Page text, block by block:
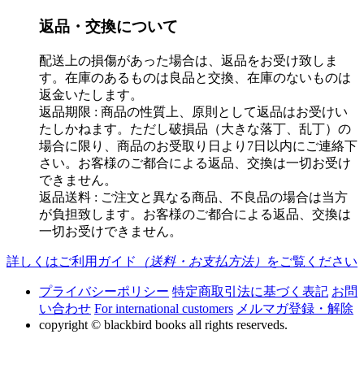
返品・交換について
配送上の損傷があった場合は、返品をお受け致しま
す。在庫のあるものは良品と交換、在庫のないものは
返金いたします。
返品期限 : 商品の性質上、原則として返品はお受けい
たしかねます。ただし破損品（大きな落丁、乱丁）の
場合に限り、商品のお受取り日より7日以内にご連絡下
さい。お客様のご都合による返品、交換は一切お受け
できません。
返品送料 : ご注文と異なる商品、不良品の場合は当方
が負担致します。お客様のご都合による返品、交換は
一切お受けできません。
詳しくはご利用ガイド （送料・お支払方法） をご覧ください
プライバシーポリシー 特定商取引法に基づく表記 お問
い合わせ For international customers メルマガ登録・解除
copyright © blackbird books all rights reserveds.